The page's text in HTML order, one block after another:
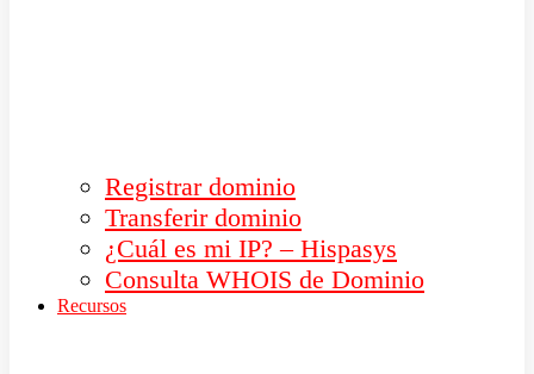
Registrar dominio
Transferir dominio
¿Cuál es mi IP? – Hispasys
Consulta WHOIS de Dominio
Recursos